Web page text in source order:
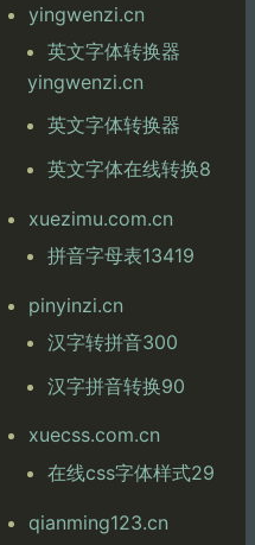
yingwenzi.cn
英文字体转换器
yingwenzi.cn
英文字体转换器
英文字体在线转换8
xuezimu.com.cn
拼音字母表13419
pinyinzi.cn
汉字转拼音300
汉字拼音转换90
xuecss.com.cn
在线css字体样式29
qianming123.cn